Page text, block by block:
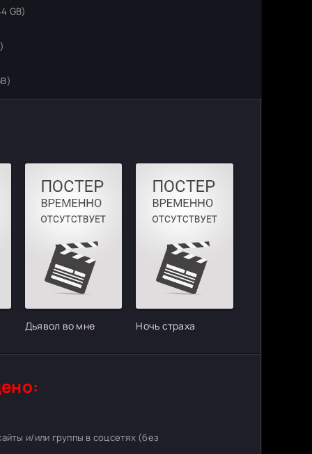
GB)
Дьявол во мне Ночь страха
и/или группы в соцсетях (без